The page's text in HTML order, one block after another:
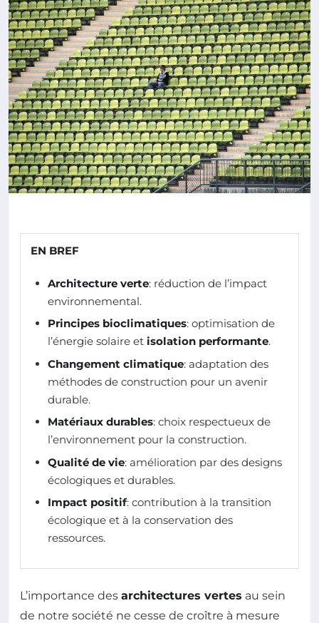
EN BREF
Architecture verte: réduction de l’impact
environnemental.
Principes bioclimatiques: optimisation de
l’énergie solaire et isolation performante.
Changement climatique: adaptation des
méthodes de construction pour un avenir
durable.
Matériaux durables: choix respectueux de
l’environnement pour la construction.
Qualité de vie: amélioration par des designs
écologiques et durables.
Impact positif: contribution à la transition
écologique et à la conservation des
ressources.
L’importance des architectures vertes au sein
de notre société ne cesse de croître à mesure